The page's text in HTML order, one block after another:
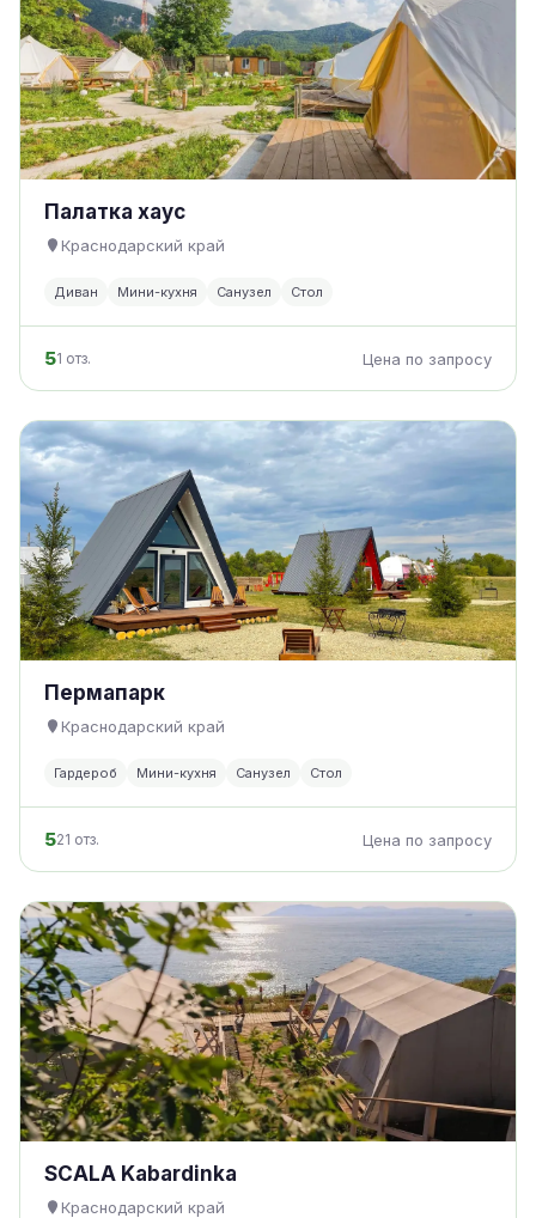
Палатка хаус
Краснодарский край
Диван Мини-кухня Санузел Стол
51 отз. Цена по запросу
Пермапарк
Краснодарский край
Гардероб Мини-кухня Санузел Стол
521 отз. Цена по запросу
SCALA Kabardinka
Краснодарский край